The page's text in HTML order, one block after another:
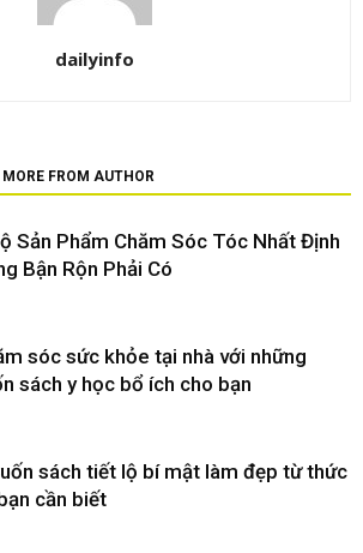
dailyinfo
MORE FROM AUTHOR
Sản Phẩm Chăm Sóc Tóc Nhất Định
Bận Rộn Phải Có
sóc sức khỏe tại nhà với những
sách y học bổ ích cho bạn
sách tiết lộ bí mật làm đẹp từ thức
cần biết